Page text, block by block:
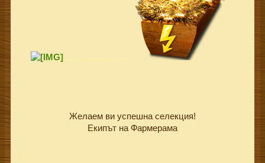
Желаем ви успешна селекция!
Екипът на Фармерама​